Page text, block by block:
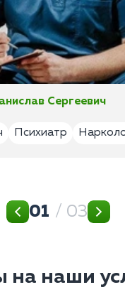
Сергеевич
Психиатр
01 / 03
на наши